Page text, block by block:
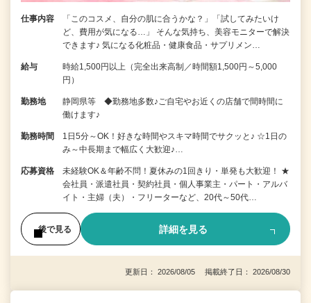
仕事内容
「このコスメ、自分の肌に合うかな？」「試してみたいけ
ど、費用が気になる…」 そんな気持ち、美容モニターで解決
できます♪ 気になる化粧品・健康食品・サプリメン…
給与
時給1,500円以上（完全出来高制／時間額1,500円～5,000
円）
勤務地
静岡県等 ◆勤務地多数♪ご自宅やお近くの店舗で間時間に
働けます♪
勤務時間
1日5分～OK！好きな時間やスキマ時間でサクッと♪ ☆1日の
み～中長期まで幅広く大歓迎♪…
応募資格
未経験OK＆年齢不問！夏休みの1回きり・単発も大歓迎！ ★
会社員・派遣社員・契約社員・個人事業主・パート・アルバ
イト・主婦（夫）・フリーターなど、20代～50代…
後で見る 詳細を見る
更新日： 2026/08/05 掲載終了日： 2026/08/30